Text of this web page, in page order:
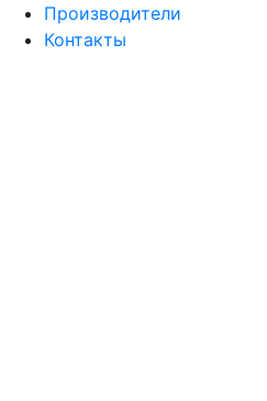
Производители
Контакты